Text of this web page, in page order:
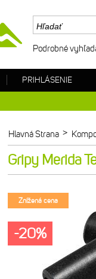
Hlavná Strana >
Gripy Merida
Znížená cena
-20%
Podrobné
PRIHLÁSENIE